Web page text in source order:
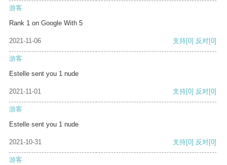
游客
Rank 1 on Google With 5
2021-11-06 支持[0] 反对[0]
游客
Estelle sent you 1 nude
2021-11-01 支持[0] 反对[0]
游客
Estelle sent you 1 nude
2021-10-31 支持[0] 反对[0]
游客